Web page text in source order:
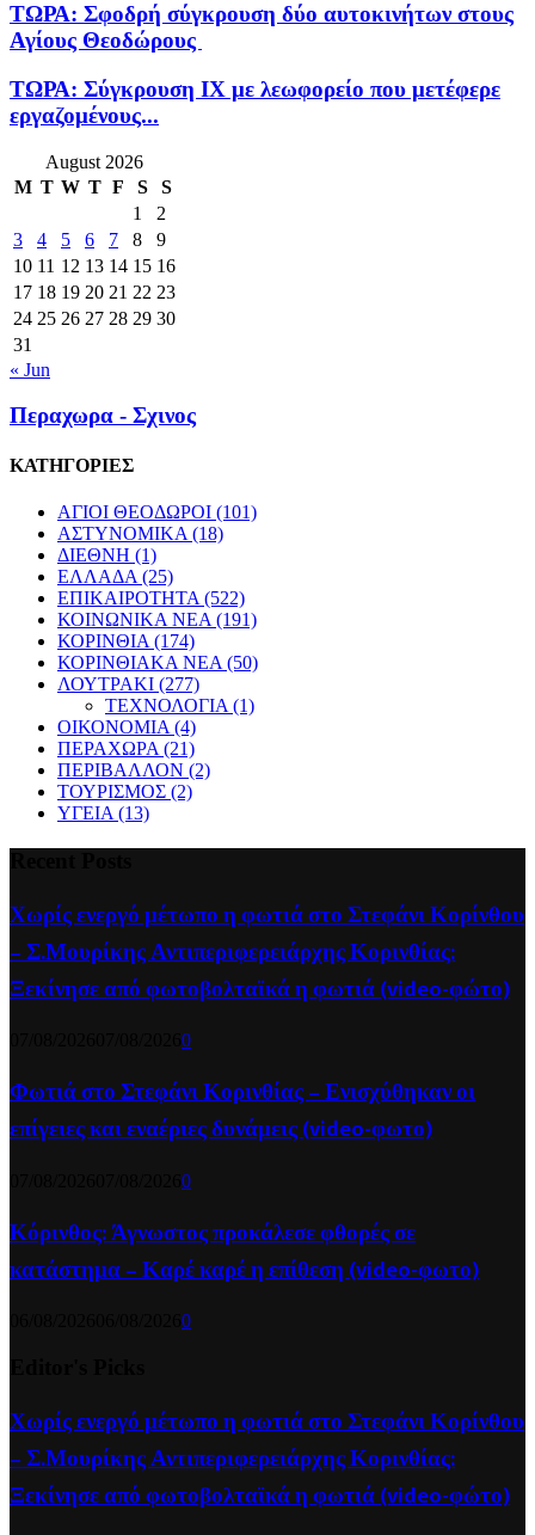
ΤΩΡΑ: Σφοδρή σύγκρουση δύο αυτοκινήτων στους
Αγίους Θεοδώρους
ΤΩΡΑ: Σύγκρουση ΙΧ με λεωφορείο που μετέφερε
εργαζομένους...
August 2026
M T W T F S
S
1
2
3
4 5 6 7 8
9
10 11 12 13 14 15 16
17 18 19 20 21 22 23
24 25 26 27 28 29 30
31
« Jun
Περαχωρα - Σχινος
ΚΑΤΗΓΟΡΙΕΣ
ΑΓΙΟΙ ΘΕΟΔΩΡΟΙ (101)
ΑΣΤΥΝΟΜΙΚΑ (18)
ΔΙΕΘΝΗ (1)
ΕΛΛΑΔΑ (25)
ΕΠΙΚΑΙΡΟΤΗΤΑ (522)
ΚΟΙΝΩΝΙΚΑ ΝΕΑ (191)
ΚΟΡΙΝΘΙΑ (174)
ΚΟΡΙΝΘΙΑΚΑ ΝΕΑ (50)
ΛΟΥΤΡΑΚΙ (277)
ΤΕΧΝΟΛΟΓΙΑ (1)
ΟΙΚΟΝΟΜΙΑ (4)
ΠΕΡΑΧΩΡΑ (21)
ΠΕΡΙΒΑΛΛΟΝ (2)
ΤΟΥΡΙΣΜΟΣ (2)
ΥΓΕΙΑ (13)
Χωρίς ενεργό μέτωπο η φωτιά στο Στεφάνι Κορίνθου
– Σ.Μουρίκης Αντιπεριφερειάρχης Κορινθίας:
Ξεκίνησε από φωτοβολταϊκά η φωτιά (video-φώτο)
0
Φωτιά στο Στεφάνι Κορινθίας – Ενισχύθηκαν οι
επίγειες και εναέριες δυνάμεις (video-φωτο)
0
Κόρινθος: Άγνωστος προκάλεσε φθορές σε
κατάστημα – Καρέ καρέ η επίθεση (video-φωτο)
0
Χωρίς ενεργό μέτωπο η φωτιά στο Στεφάνι Κορίνθου
– Σ.Μουρίκης Αντιπεριφερειάρχης Κορινθίας:
Ξεκίνησε από φωτοβολταϊκά η φωτιά (video-φώτο)